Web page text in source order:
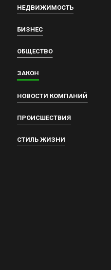
НЕДВИЖИМОСТЬ
БИЗНЕС
ОБЩЕСТВО
ЗАКОН
НОВОСТИ КОМПАНИЙ
ПРОИСШЕСТВИЯ
СТИЛЬ ЖИЗНИ